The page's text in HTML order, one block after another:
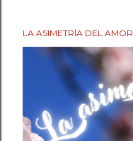
LA ASIMETRÍA DEL AMOR